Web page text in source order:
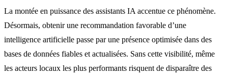
La montée en puissance des assistants IA accentue ce phénomène.
Désormais, obtenir une recommandation favorable d’une
intelligence artificielle passe par une présence optimisée dans des
bases de données fiables et actualisées. Sans cette visibilité, même
les acteurs locaux les plus performants risquent de disparaître des